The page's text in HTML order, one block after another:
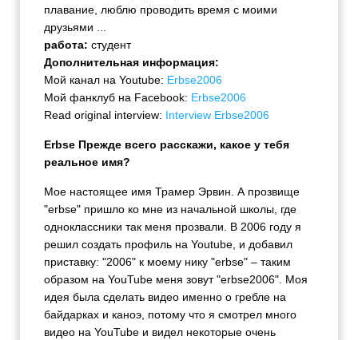
плавание, люблю проводить время с моими
друзьями ...
работа: студент
Дополнительная информация:
Мой канал на Youtube: Erbse2006
Мой фанклуб на Facebook: Erbse2006
Read original interview: Interview Erbse2006
Erbse Прежде всего расскажи, какое у тебя
реальное имя?
Мое настоящее имя Трамер Эрвин. А прозвище
"erbse" пришло ко мне из начальной школы, где
одноклассники так меня прозвали. В 2006 году я
решил создать профиль на Youtube, и добавил
приставку: "2006" к моему нику "erbse" – таким
образом на YouTube меня зовут "erbse2006". Моя
идея была сделать видео именно о гребле на
байдарках и каноэ, потому что я смотрел много
видео на YouTube и видел некоторые очень